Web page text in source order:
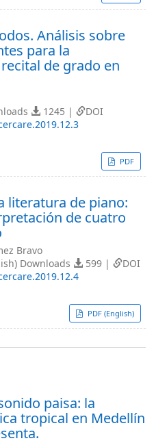
Análisis sobre
para la
de grado en
1245 |
DOI
PDF
literatura de piano:
de cuatro
Bravo
Downloads 599 |
DOI
PDF (English)
paisa: la
tropical en Medellín